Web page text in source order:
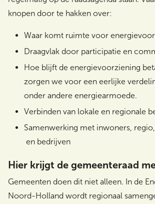
knopen door te hakken over:
Waar komt ruimte voor
Draagvlak door participatie en
Hoe blijft de energievoorziening
zorgen we voor een eerlijke
onder andere energiearmoede.
Verbinden van lokale en regionale
Samenwerking met inwoners,
en bedrijven
Hier krijgt de gemeenteraad
Gemeenten doen dit niet alleen. In de
Noord-Holland wordt regionaal